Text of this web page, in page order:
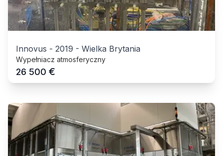
Innovus - 2019 - Wielka Brytania
Wypełniacz atmosferyczny
26 500 €